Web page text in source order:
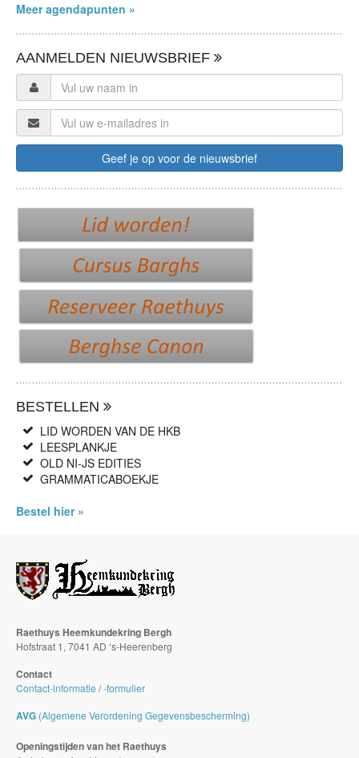
Meer agendapunten »
AANMELDEN NIEUWSBRIEF
BESTELLEN
LID WORDEN VAN DE HKB
LEESPLANKJE
OLD NI-JS EDITIES
GRAMMATICABOEKJE
Bestel hier »
Raethuys Heemkundekring Bergh
Hofstraat 1, 7041 AD ‘s-Heerenberg
Contact
Contact-informatie /-formulier
AVG (Algemene Verordening Gegevensbescherming)
Openingstijden van het Raethuys